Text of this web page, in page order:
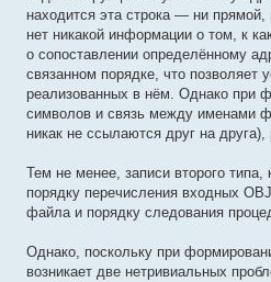
находится эта строка — ни прямой,
нет никакой информации о том, к
о сопоставлении определённому
связанном порядке, что
реализованных в нём. Однако при
символов и связь между именами
никак не ссылаются друг на друга),
Тем не менее, записи второго
порядку перечисления входных
файла и порядку следования
Однако, поскольку при
возникает две нетривиальных